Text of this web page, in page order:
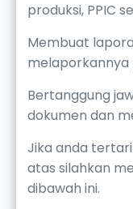
produksi, PPIC
Membuat
melaporkannya
Bertanggung
dokumen dan
Jika anda
atas silahkan
dibawah ini.